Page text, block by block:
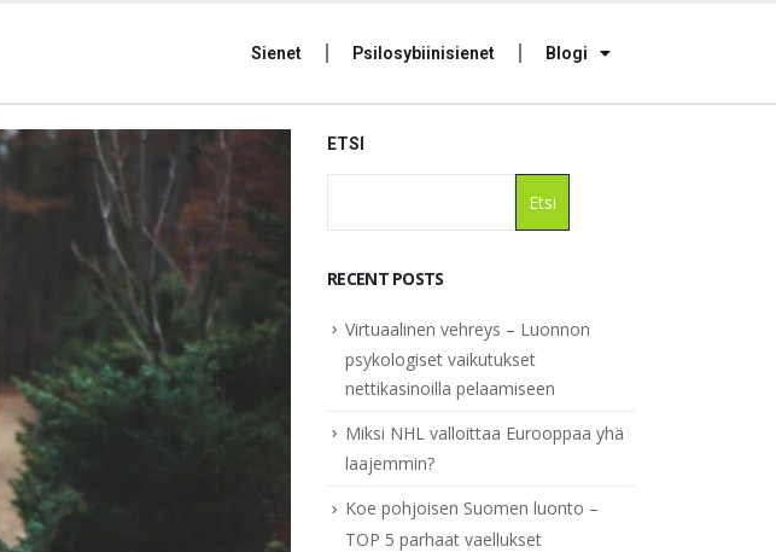
Sienet Psilosybiinisienet Blogi
ETSI
Etsi
RECENT POSTS
Virtuaalinen vehreys – Luonnon
psykologiset vaikutukset
nettikasinoilla pelaamiseen
Miksi NHL valloittaa Eurooppaa yhä
laajemmin?
Koe pohjoisen Suomen luonto –
TOP 5 parhaat vaellukset